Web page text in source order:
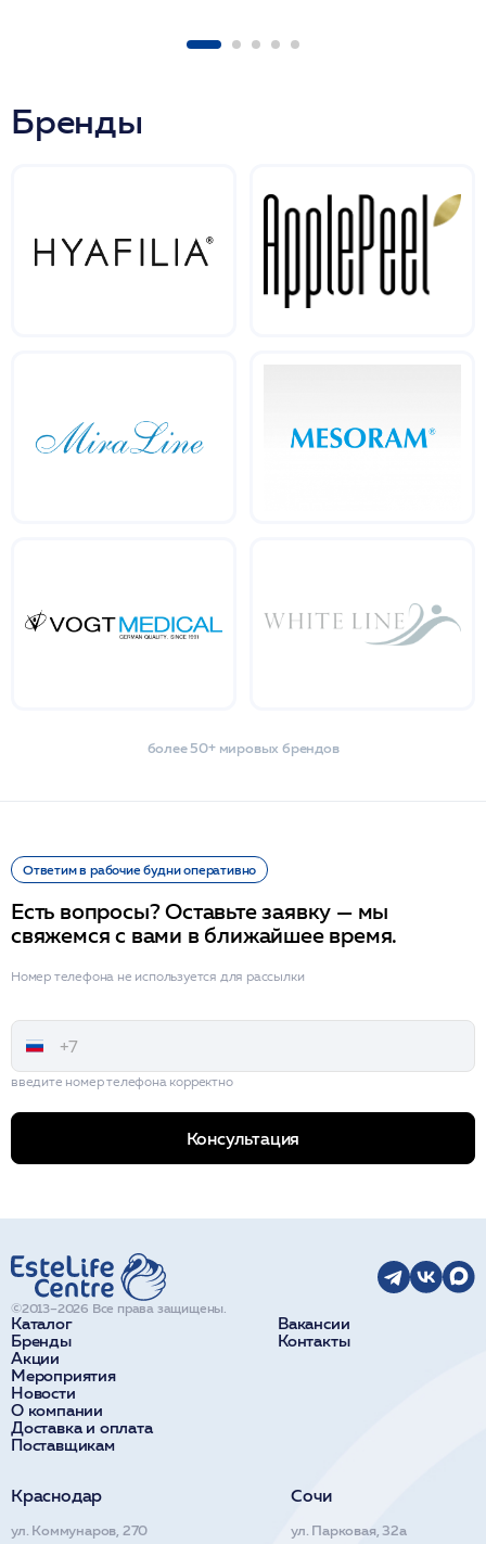
Бренды
более 50+ мировых брендов
Ответим в рабочие будни оперативно
Есть вопросы? Оставьте заявку — мы
свяжемся с вами в ближайшее время.
Номер телефона не используется для рассылки
введите номер телефона корректно
Консультация
Каталог
Бренды
Акции
Мероприятия
Новости
О компании
Доставка и оплата
Поставщикам
Вакансии
Контакты
©2013–2026 Все права защищены.
Краснодар
ул. Коммунаров, 270
Сочи
ул. Парковая, 32а